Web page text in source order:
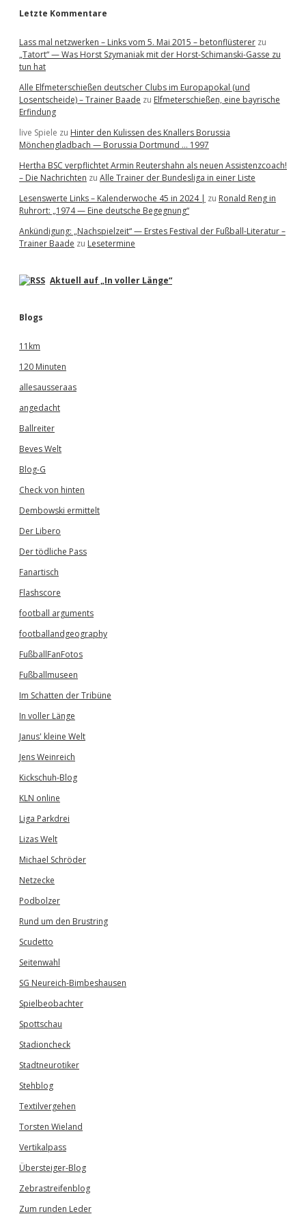
Letzte Kommentare
Lass mal netzwerken – Links vom 5. Mai 2015 – betonflüsterer zu
„Tatort“ — Was Horst Szymaniak mit der Horst-Schimanski-Gasse zu
tun hat
Alle Elfmeterschießen deutscher Clubs im Europapokal (und
Losentscheide) – Trainer Baade zu Elfmeterschießen, eine bayrische
Erfindung
live Spiele zu Hinter den Kulissen des Knallers Borussia
Mönchengladbach — Borussia Dortmund … 1997
Hertha BSC verpflichtet Armin Reutershahn als neuen Assistenzcoach!
– Die Nachrichten zu Alle Trainer der Bundesliga in einer Liste
Lesenswerte Links – Kalenderwoche 45 in 2024 | zu Ronald Reng in
Ruhrort: „1974 — Eine deutsche Begegnung“
Ankündigung: „Nachspielzeit“ — Erstes Festival der Fußball-Literatur –
Trainer Baade zu Lesetermine
Aktuell auf „In voller Länge“
Blogs
11km
120 Minuten
allesausseraas
angedacht
Ballreiter
Beves Welt
Blog-G
Check von hinten
Dembowski ermittelt
Der Libero
Der tödliche Pass
Fanartisch
Flashscore
football arguments
footballandgeography
FußballFanFotos
Fußballmuseen
Im Schatten der Tribüne
In voller Länge
Janus' kleine Welt
Jens Weinreich
Kickschuh-Blog
KLN online
Liga Parkdrei
Lizas Welt
Michael Schröder
Netzecke
Podbolzer
Rund um den Brustring
Scudetto
Seitenwahl
SG Neureich-Bimbeshausen
Spielbeobachter
Spottschau
Stadioncheck
Stadtneurotiker
Stehblog
Textilvergehen
Torsten Wieland
Vertikalpass
Übersteiger-Blog
Zebrastreifenblog
Zum runden Leder